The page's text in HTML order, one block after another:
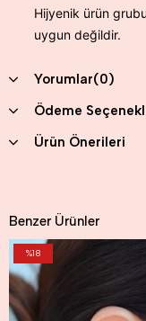
Hijyenik ürün
uygun değildir.
Yorumlar(0)
Ödeme
Ürün Önerileri
Benzer Ürünler
%18